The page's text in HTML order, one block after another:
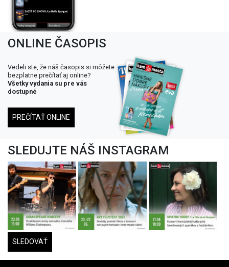
ONLINE ČASOPIS
Vedeli ste, že náš časopis si môžete
bezplatne prečítať aj online?
Všetky vydania su pre vás
dostupné
PREČÍTAŤ ONLINE
SLEDUJTE NÁŠ INSTAGRAM
SLEDOVAŤ